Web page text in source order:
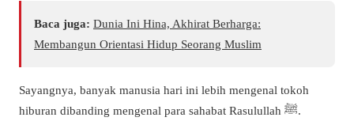
Baca juga: Dunia Ini Hina, Akhirat Berharga:
Membangun Orientasi Hidup Seorang Muslim
Sayangnya, banyak manusia hari ini lebih mengenal tokoh
hiburan dibanding mengenal para sahabat Rasulullah ﷺ.